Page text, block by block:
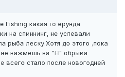
Fishing какая то ерунда
на спиннинг, не успевали
рыба леску.Хотя до этого ,пока
нажмешь на "H" обрыва
всего стало после новогодней